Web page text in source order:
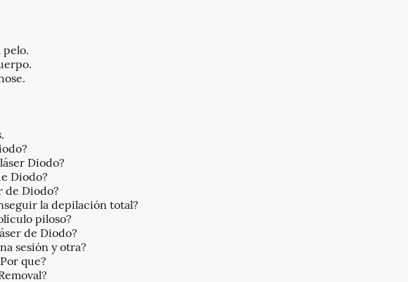
Diodo?
Diodo?
de Diodo?
la depilación total?
piloso?
de Diodo?
sesión y otra?
que?